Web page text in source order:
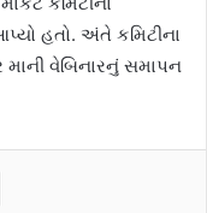
હતો. અંતે કમિટીના
વેબિનારનું સમાપન